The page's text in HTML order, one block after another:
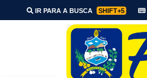
IR PARA A BUSCA SHIFT+5